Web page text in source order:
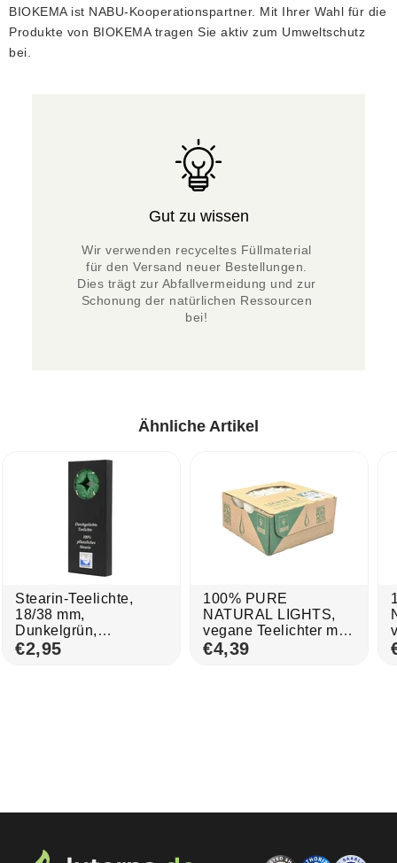
BIOKEMA ist NABU-Kooperationspartner. Mit Ihrer Wahl für die
Produkte von BIOKEMA tragen Sie aktiv zum Umweltschutz
bei.
Gut zu wissen
Wir verwenden recyceltes Füllmaterial
für den Versand neuer Bestellungen.
Dies trägt zur Abfallvermeidung und zur
Schonung der natürlichen Ressourcen
bei!
Ähnliche Artikel
Stearin-Teelichte,
18/38 mm,
Dunkelgrün,
KERZENFARM
HAHN, Brenndauer
€2,95
100% PURE
NATURAL LIGHTS,
vegane Teelichter mit
100%
Rapswachsfüllung,
€4,39